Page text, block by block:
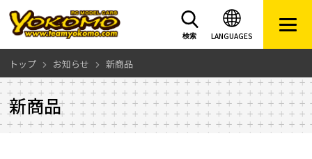
LANGUAGES
検索
トップ お知らせ 新商品
新商品